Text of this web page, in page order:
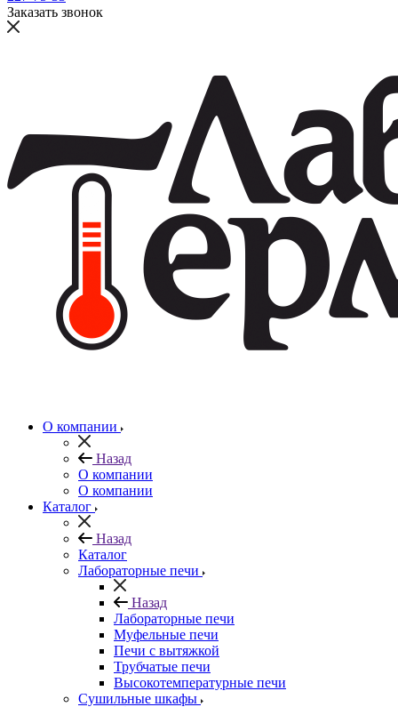
Заказать звонок
О компании
Назад
О компании
О компании
Каталог
Назад
Каталог
Лабораторные печи
Назад
Лабораторные печи
Муфельные печи
Печи с вытяжкой
Трубчатые печи
Высокотемпературные печи
Сушильные шкафы